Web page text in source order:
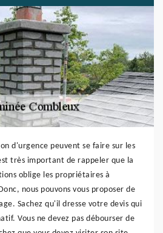
d'urgence peuvent se faire sur les
très important de rappeler que la
oblige les propriétaires à
nous pouvons vous proposer de
Sachez qu'il dresse votre devis qui
Vous ne devez pas débourser de